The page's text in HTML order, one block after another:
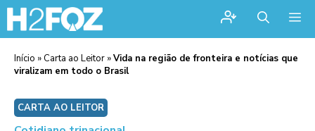
Início » Carta ao Leitor »Vida na região de fronteira e notícias que
viralizam em todo o Brasil
CARTA AO LEITOR